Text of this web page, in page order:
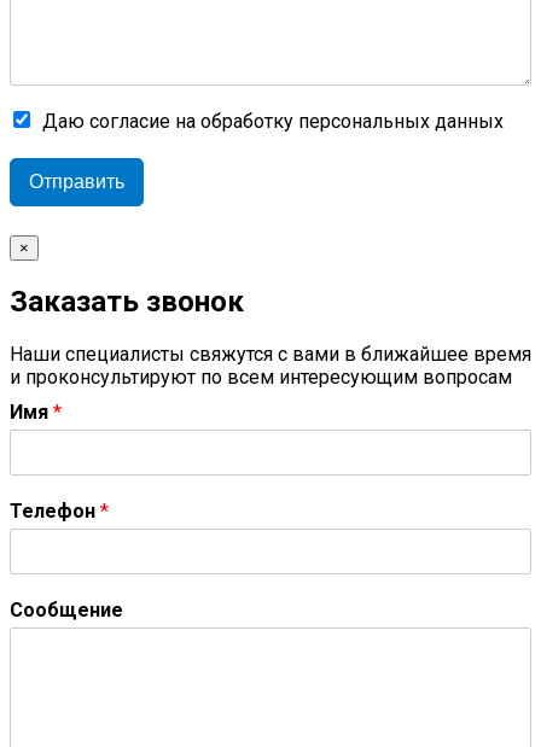
Даю согласие на обработку персональных данных
Отправить
×
Заказать звонок
Наши специалисты свяжутся с вами в ближайшее время
и проконсультируют по всем интересующим вопросам
Имя *
Телефон *
Сообщение